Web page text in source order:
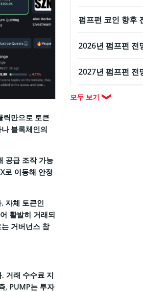
릭만으로 토큰
블록체인의
공급 조작 가능
로 이동해 안정
자체 토큰인
활발히 거래되
거버넌스 참
거래 수수료 지
, PUMP는 투자
펌프펀 코인 향후
2026년 펌프펀 전
2027년 펌프펀 전
모두 보기